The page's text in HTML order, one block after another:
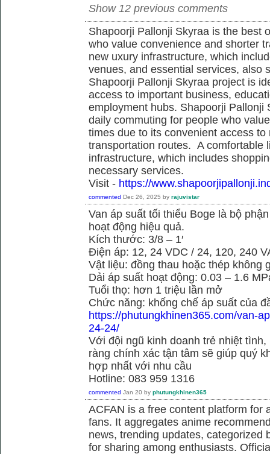
Show 12 previous comments
Shapoorji Pallonji Skyraa is the best
who value convenience and shorter
new uxury infrastructure, which
venues, and essential services, also
Shapoorji Pallonji Skyraa project is
access to important business,
employment hubs. Shapoorji Pallonji
daily commuting for people who
times due to its convenient access
transportation routes. A comfortable
infrastructure, which includes
necessary services.
Visit - https://
commented Dec 26, 2025 by rajuvistar
Van áp suất tối thiểu Boge là bộ
hoạt động hiệu quả.
Kích thước: 3/8 – 1′
Điện áp: 12, 24 VDC / 24, 120, 240
Vật liệu: đồng thau hoặc thép không
Dải áp suất hoạt động: 0.03 – 1.6
Tuổi thọ: hơn 1 triệu lần mở
Chức năng: khống chế áp suất của
https://phutungkhinen365.com/van-
24-24/
Với đội ngũ kinh doanh trẻ nhiệt
ràng chính xác tận tâm sẽ giúp quý
hợp nhất với nhu cầu
Hotline: 083 959 1316
commented Jan 20 by phutungkhinen365
ACFAN is a free content platform for
fans. It aggregates anime
news, trending updates, categorized
for sharing among enthusiasts.